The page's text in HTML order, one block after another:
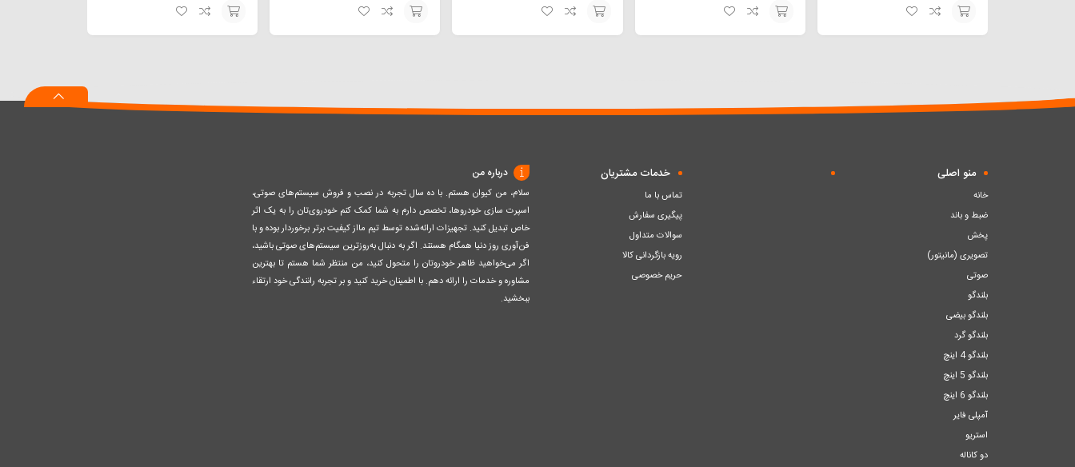
افزودن
افزودن
افزودن
افزودن
افزودن
منو اصلی
خانه
ضبط و باند
پخش
تصویری (مانیتور)
صوتی
بلندگو
بلندگو بیضی
بلندگو گرد
بلندگو 4 اینچ
بلندگو 5 اینچ
بلندگو 6 اینچ
آمپلی فایر
استریو
دو کاناله
خدمات مشتریان
تماس با ما
پیگیری سفارش
سوالات متداول
رویه بازگردانی کالا
حریم خصوصی
درباره من
سلام، من کیوان هستم. با ده سال تجربه در نصب و فروش سیستم‌های صوتی،
اسپرت سازی خودروها، تخصص دارم به شما کمک کنم خودروی‌تان را به یک اثر
خاص تبدیل کنید. تجهیزات ارائه‌شده توسط تیم مااز کیفیت برتر برخوردار بوده و با
فن‌آوری روز دنیا همگام هستند. اگر به دنبال به‌روزترین سیستم‌های صوتی باشید،
اگر می‌خواهید ظاهر خودروتان را متحول کنید، من منتظر شما هستم تا بهترین
مشاوره و خدمات را ارائه دهم. با اطمینان خرید کنید و بر تجربه رانندگی خود ارتقاء
ببخشید.